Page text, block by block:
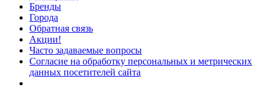
Бренды
Города
Обратная связь
Акции!
Часто задаваемые вопросы
Согласие на обработку персональных и метрических
данных посетителей сайта